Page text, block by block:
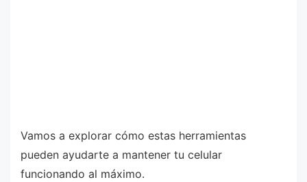
Vamos a explorar cómo estas herramientas
pueden ayudarte a mantener tu celular
funcionando al máximo.